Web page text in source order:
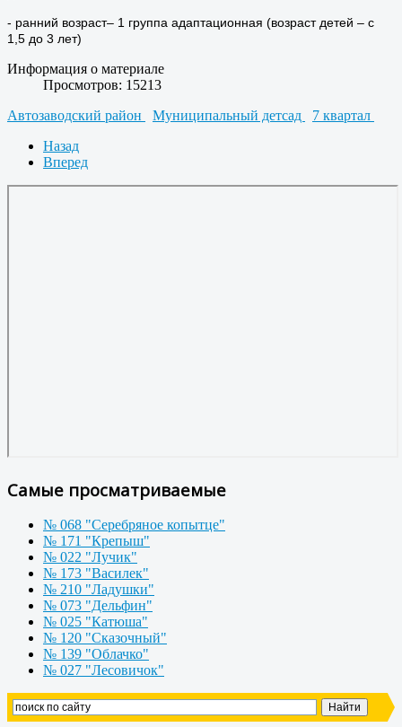
- ранний возраст– 1 группа адаптационная (возраст детей – с
1,5 до 3 лет)
Информация о материале
Просмотров: 15213
Автозаводский район
Муниципальный детсад
7 квартал
Назад
Вперед
Самые просматриваемые
№ 068 "Серебряное копытце"
№ 171 "Крепыш"
№ 022 "Лучик"
№ 173 "Василек"
№ 210 "Ладушки"
№ 073 "Дельфин"
№ 025 "Катюша"
№ 120 "Сказочный"
№ 139 "Облачко"
№ 027 "Лесовичок"